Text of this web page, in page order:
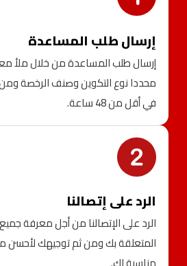
الرد على إتصالنا
الرد على الإتصالنا من أجل معرفة
المتعلقة بك ومن ثم توجيهك لأحسن
إرسال طلب المساعدة
إرسال طلب المساعدة من خلال ملأ
محددا نوع التكوين وصنف الرخصة ومن
في أقل من 48 ساعة.